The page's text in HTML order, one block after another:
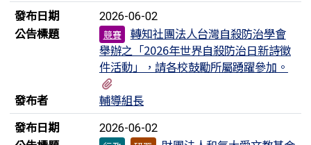
發布日期
2026-06-02
公告標題 競賽
轉知社團法人台灣自殺防治學會
舉辦之「2026年世界自殺防治日新詩徵
件活動」，請各校鼓勵所屬踴躍參加。
發布者
輔導組長
發布日期
2026-06-02